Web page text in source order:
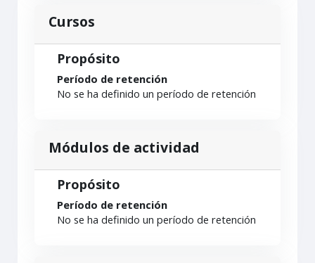
Cursos
Propósito
Período de retención
No se ha definido un período de retención
Módulos de actividad
Propósito
Período de retención
No se ha definido un período de retención